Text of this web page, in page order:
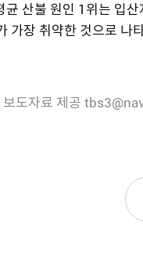
균 산불 원인 1위는 입
가장 취약한 것으로 나
보도자료 제공